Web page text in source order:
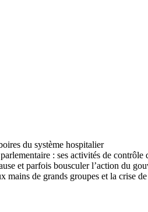
: ses activités de contrôle
et parfois bousculer l’action du
mains de grands groupes et la crise